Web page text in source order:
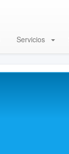
Servicios